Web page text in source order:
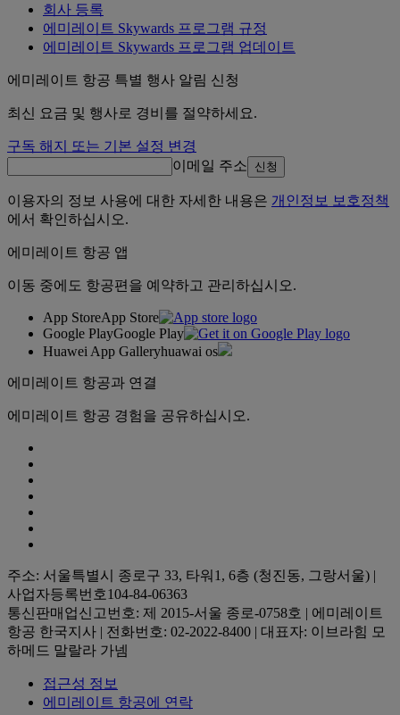
회사 등록
에미레이트 Skywards 프로그램 규정
에미레이트 Skywards 프로그램 업데이트
에미레이트 항공 특별 행사 알림 신청
최신 요금 및 행사로 경비를 절약하세요.
구독 해지 또는 기본 설정 변경
이메일 주소
신청
이용자의 정보 사용에 대한 자세한 내용은 개인정보 보호정책
에서 확인하십시오.
에미레이트 항공 앱
이동 중에도 항공편을 예약하고 관리하십시오.
App StoreApp Store
Google PlayGoogle Play
Huawei App Galleryhuawai os
에미레이트 항공과 연결
에미레이트 항공 경험을 공유하십시오.
주소: 서울특별시 종로구 33, 타워1, 6층 (청진동, 그랑서울) |
사업자등록번호104-84-06363
통신판매업신고번호: 제 2015-서울 종로-0758호 | 에미레이트
항공 한국지사 | 전화번호: 02-2022-8400 | 대표자: 이브라힘 모
하메드 말랄라 가넴
접근성 정보
에미레이트 항공에 연락